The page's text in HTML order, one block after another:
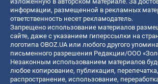
информации, размещенной в рекламных
ответственность несет рекламодатель.
Запрещено использование материалов
сайте, даже с указанием гиперссылки на
логотипа OBOZ.UA или любого другого
письменного разрешения Редакции/ООО
Незаконным использованием материалов
любое копирование, публикация,
распространение, использование,